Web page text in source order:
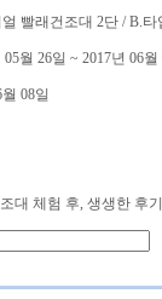
빨래건조대 2단 / B.
05월 26일 ~ 2017년 06월
08일
대 체험 후, 생생한 후